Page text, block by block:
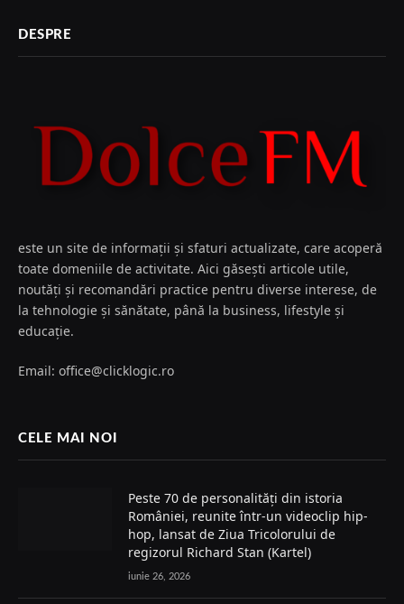
DESPRE
este un site de informații și sfaturi actualizate, care acoperă
toate domeniile de activitate. Aici găsești articole utile,
noutăți și recomandări practice pentru diverse interese, de
la tehnologie și sănătate, până la business, lifestyle și
educație.
Email: office@clicklogic.ro
CELE MAI NOI
Peste 70 de personalități din istoria
României, reunite într-un videoclip hip-
hop, lansat de Ziua Tricolorului de
regizorul Richard Stan (Kartel)
iunie 26, 2026